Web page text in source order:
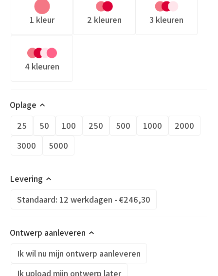
1 kleur 2 kleuren 3 kleuren
4 kleuren
Oplage
25
50 100 250 500 1000
2000
3000
5000
Levering
Standaard: 12 werkdagen - €246,30
Ontwerp aanleveren
Ik wil nu mijn ontwerp aanleveren
Ik upload mijn ontwerp later